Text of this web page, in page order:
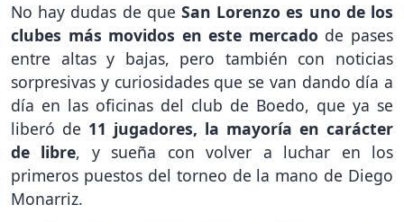
No hay dudas de que San Lorenzo es uno de los
clubes más movidos en este mercado de pases
entre altas y bajas, pero también con noticias
sorpresivas y curiosidades que se van dando día a
día en las oficinas del club de Boedo, que ya se
liberó de 11 jugadores, la mayoría en carácter
de libre, y sueña con volver a luchar en los
primeros puestos del torneo de la mano de Diego
Monarriz.